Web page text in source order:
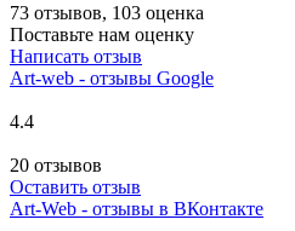
73 отзывов, 103 оценка
Поставьте нам оценку
Написать отзыв
Art-web - отзывы Google
4.4
20 отзывов
Оставить отзыв
Art-Web - отзывы в ВКонтакте